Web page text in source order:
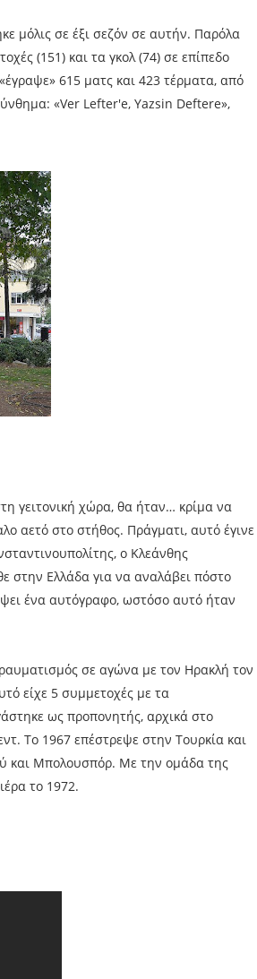
μόλις σε έξι σεζόν σε αυτήν. Παρόλα
(151) και τα γκολ (74) σε επίπεδο
615 ματς και 423 τέρματα, από
«Ver Lefter'e, Yazsin Deftere»,
γειτονική χώρα, θα ήταν… κρίμα να
αετό στο στήθος. Πράγματι, αυτό έγινε
ο Κλεάνθης
στην Ελλάδα για να αναλάβει πόστο
ένα αυτόγραφο, ωστόσο αυτό ήταν
σε αγώνα με τον Ηρακλή τον
είχε 5 συμμετοχές με τα
ως προπονητής, αρχικά στο
Το 1967 επέστρεψε στην Τουρκία και
και Μπολουσπόρ. Με την ομάδα της
το 1972.